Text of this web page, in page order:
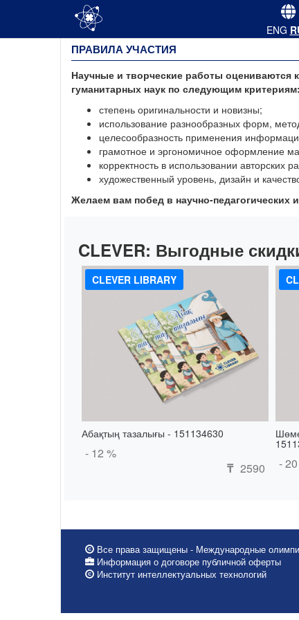
ПРАВИЛА УЧАСТИЯ
Научные и творческие работы оцениваются
гуманитарных наук по следующим критериям:
степень оригинальности и новизны;
использование разнообразных форм,
целесообразность применения
грамотное и эргономичное оформление
корректность в использовании авторских
художественный уровень, дизайн и
Желаем вам побед в научно-педагогических
CLEVER: Выгодные
CLEVER LIBRARY
Абақтың тазалығы - 151134630
- 12 %
₸ 2590 -
Все права защищены - Международные
Информация о договоре публичной оферты
Институт интеллектуальных технологий
ENG